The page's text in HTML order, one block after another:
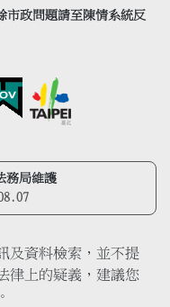
市政問題請至陳情系統反
務局維護
及資料檢索，並不提
律上的疑義，建議您